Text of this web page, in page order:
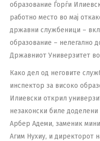
образование Ѓорѓи
работно место во мај
државни службеници –
образование – нелегално
Државниот Универзитет во
Како дел од неговите
инспектор за високо
Илиевски открил
незаконски биле
Арбер Адеми, заменик
Агим Нухиу, и директорот